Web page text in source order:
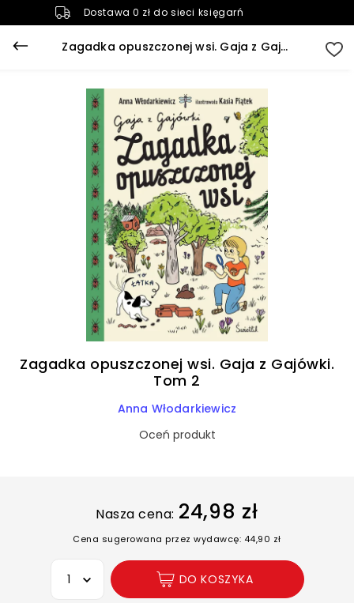
Dostawa 0 zł do sieci księgarń
Zagadka opuszczonej wsi. Gaja z Gajówki. Tom 2
Zagadka opuszczonej wsi. Gaja z Gajówki.
Tom 2
Anna Włodarkiewicz
Oceń produkt
Nasza cena: 24,98 zł
Cena sugerowana przez wydawcę: 44,90 zł
Wybierz opcję
DO KOSZYKA